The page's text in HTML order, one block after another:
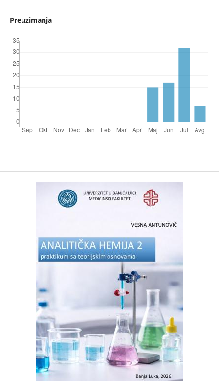
Preuzimanja